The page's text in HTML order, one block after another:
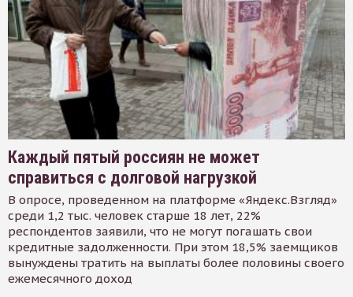
Каждый пятый россиян не может
справиться с долговой нагрузкой
В опросе, проведенном на платформе «Яндекс.Взгляд»
среди 1,2 тыс. человек старше 18 лет, 22%
респондентов заявили, что не могут погашать свои
кредитные задолженности. При этом 18,5% заемщиков
вынуждены тратить на выплаты более половины своего
ежемесячного доход